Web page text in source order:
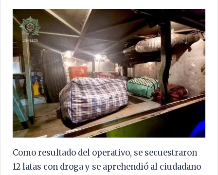
Como resultado del operativo, se secuestraron
12 latas con droga y se aprehendió al ciudadano